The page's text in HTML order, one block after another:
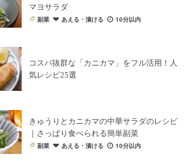
マヨサラダ
副菜 あえる・漬ける 10分以内
コスパ抜群な「カニカマ」をフル活用！人
気レシピ25選
きゅうりとカニカマの中華サラダのレシピ
｜さっぱり食べられる簡単副菜
副菜 あえる・漬ける 10分以内